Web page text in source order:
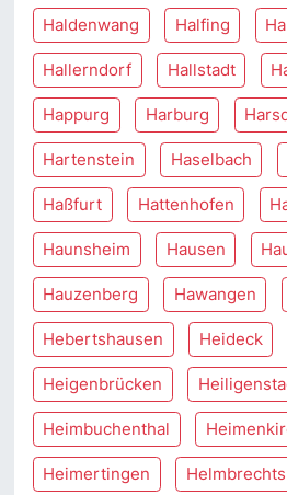
Haldenwang Halfing
Hallerndorf Hallstadt
Happurg Harburg
Hartenstein Haselbach
Haßfurt Hattenhofen
Haunsheim Hausen
Hauzenberg Hawangen
Hebertshausen Heideck
Heigenbrücken
Heimbuchenthal
Heimertingen Helmbrechts